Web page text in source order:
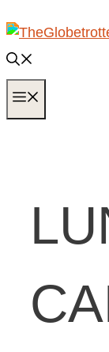
Inhalt
springen